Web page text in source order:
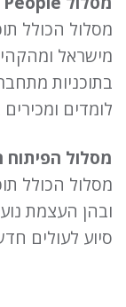
מסלול הכולל
מישראל
בתוכניות
לומדים
מסלול הפיתוח
מסלול הכולל
ובהן העצמת
סיוע לעולים